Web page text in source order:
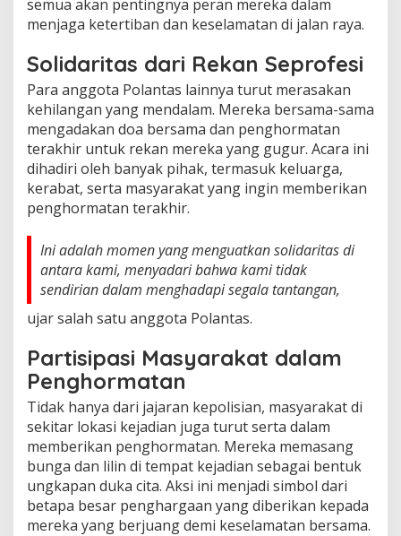
semua akan pentingnya peran mereka dalam
menjaga ketertiban dan keselamatan di jalan raya.
Solidaritas dari Rekan Seprofesi
Para anggota Polantas lainnya turut merasakan
kehilangan yang mendalam. Mereka bersama-sama
mengadakan doa bersama dan penghormatan
terakhir untuk rekan mereka yang gugur. Acara ini
dihadiri oleh banyak pihak, termasuk keluarga,
kerabat, serta masyarakat yang ingin memberikan
penghormatan terakhir.
Ini adalah momen yang menguatkan solidaritas di
antara kami, menyadari bahwa kami tidak
sendirian dalam menghadapi segala tantangan,
ujar salah satu anggota Polantas.
Partisipasi Masyarakat dalam
Penghormatan
Tidak hanya dari jajaran kepolisian, masyarakat di
sekitar lokasi kejadian juga turut serta dalam
memberikan penghormatan. Mereka memasang
bunga dan lilin di tempat kejadian sebagai bentuk
ungkapan duka cita. Aksi ini menjadi simbol dari
betapa besar penghargaan yang diberikan kepada
mereka yang berjuang demi keselamatan bersama.